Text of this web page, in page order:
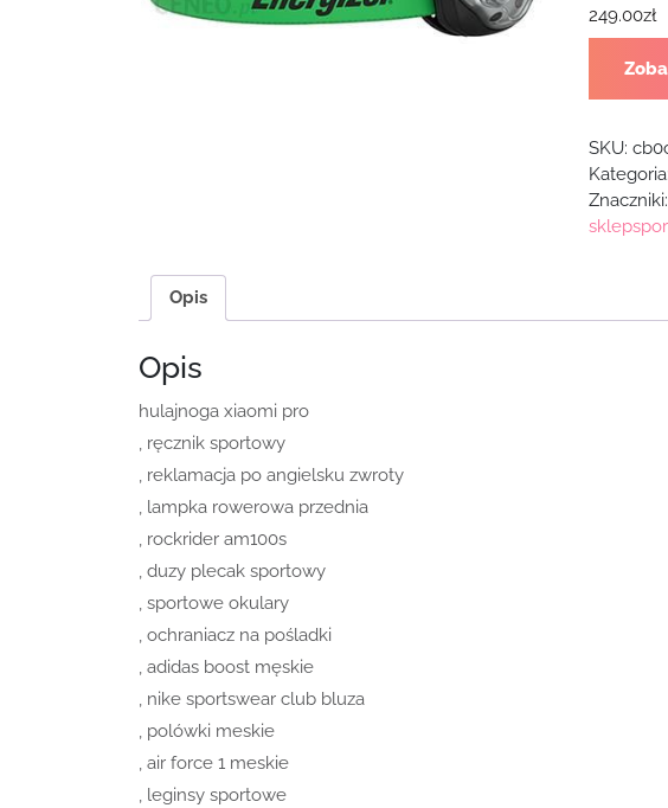
249.00zł
SKU:
Kategoria:
Znaczniki:
Opis
Opis
hulajnoga xiaomi pro
, ręcznik sportowy
, reklamacja po angielsku zwroty
, lampka rowerowa przednia
, rockrider am100s
, duzy plecak sportowy
, sportowe okulary
, ochraniacz na pośladki
, adidas boost męskie
, nike sportswear club bluza
, polówki meskie
, air force 1 meskie
, leginsy sportowe